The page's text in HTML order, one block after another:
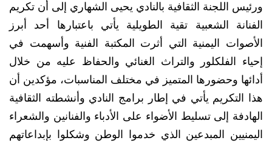
ورئيس اللجنة الثقافية بالنادي يحيى الشهاري إلى أن تكريم
الفنانة الشعبية تقية الطويلية يأتي باعتبارها أحد أبرز
الأصوات اليمنية التي أثرت المكتبة الفنية وأسهمت في
إحياء الفلكلور والتراث الغنائي والحفاظ عليه من خلال
أدائها وحضورها المتميز في مختلف المناسبات، مؤكدين أن
هذا التكريم يأتي في إطار برامج النادي وأنشطته الثقافية
الهادفة إلى تسليط الأضواء على الأدباء والفنانين والشعراء
اليمنيين المبدعين الذي خدموا الوطن وشكلوا بإبداعاتهم